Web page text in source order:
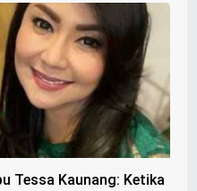
Tessa Kaunang: Ketika